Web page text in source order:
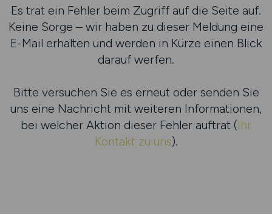
Es trat ein Fehler beim Zugriff auf die Seite auf.
Keine Sorge – wir haben zu dieser Meldung eine
E-Mail erhalten und werden in Kürze einen Blick
darauf werfen.
Bitte versuchen Sie es erneut oder senden Sie
uns eine Nachricht mit weiteren Informationen,
bei welcher Aktion dieser Fehler auftrat (Ihr
Kontakt zu uns).